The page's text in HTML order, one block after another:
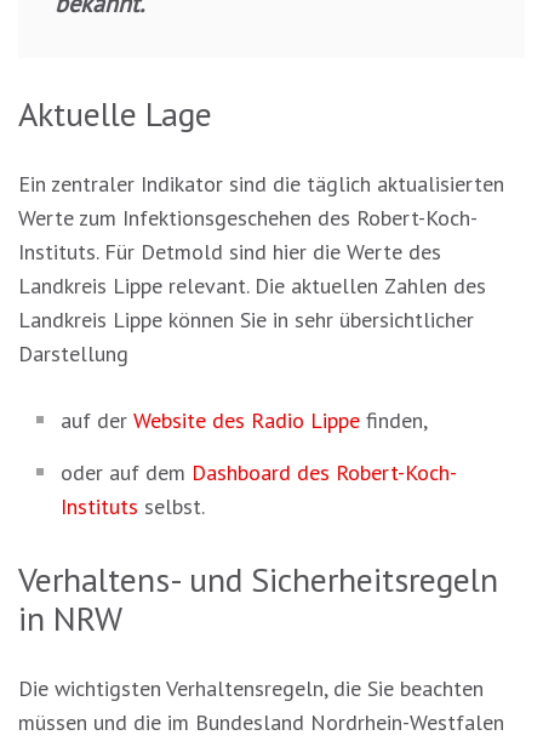
Aktuelle Lage
Ein zentraler Indikator sind die täglich aktualisierten
Werte zum Infektionsgeschehen des Robert-Koch-
Instituts. Für Detmold sind hier die Werte des
Landkreis Lippe relevant. Die aktuellen Zahlen des
Landkreis Lippe können Sie in sehr übersichtlicher
Darstellung
auf der Website des Radio Lippe finden,
oder auf dem Dashboard des Robert-Koch-
Instituts selbst.
Verhaltens- und Sicherheitsregeln
in NRW
Die wichtigsten Verhaltensregeln, die Sie beachten
müssen und die im Bundesland Nordrhein-Westfalen